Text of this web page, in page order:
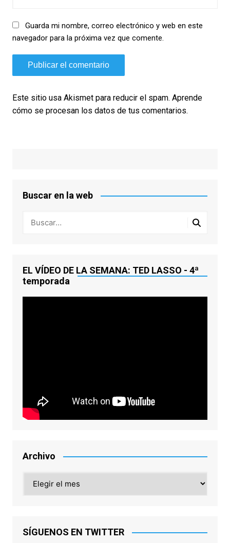
Guarda mi nombre, correo electrónico y web en este
navegador para la próxima vez que comente.
Este sitio usa Akismet para reducir el spam. Aprende
cómo se procesan los datos de tus comentarios.
Buscar en la web
EL VÍDEO DE LA SEMANA: TED LASSO - 4ª
temporada
Archivo
SÍGUENOS EN TWITTER